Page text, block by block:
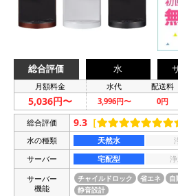
総合評価 水
月額料金 水代 配送料
5,036円〜 3,996円〜 0円
総合評価 9.3 ［
水の種類 天然水
サーバー
宅配型
サーバー
機能
チャイルドロック 省エネ 自
静音設計